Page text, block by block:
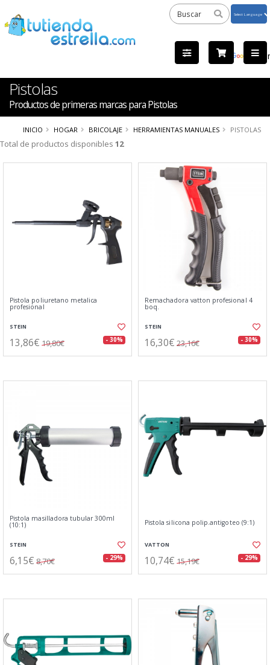
by
Pistolas
Productos de primeras marcas para Pistolas
INICIO HOGAR BRICOLAJE HERRAMIENTAS MANUALES PISTOLAS
Total de productos disponibles 12
Pistola poliuretano metalica
profesional
STEIN
13,86€ 19,80€ - 30%
Remachadora vatton profesional 4
boq.
STEIN
16,30€ 23,16€ - 30%
Pistola masilladora tubular 300ml
(10:1)
STEIN
6,15€ 8,70€ - 29%
Pistola silicona polip.antigoteo (9:1)
VATTON
10,74€ 15,19€ - 29%